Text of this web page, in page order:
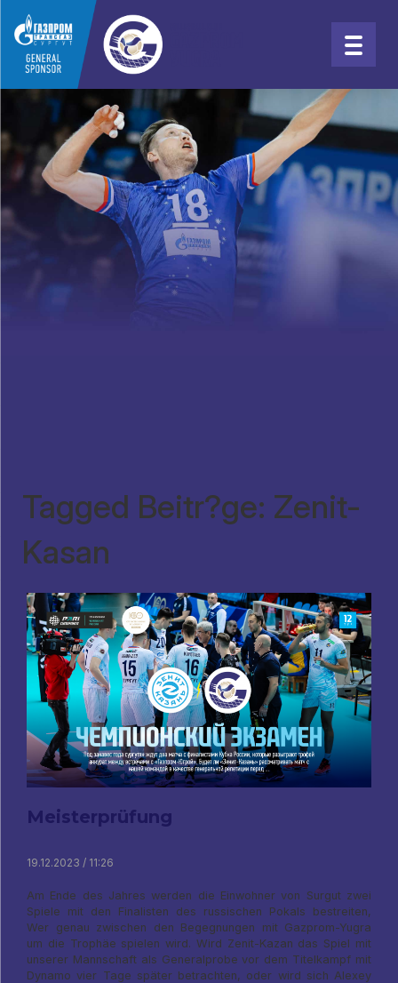
Tagged Beitr?ge: Zenit-
Kasan
Meisterprüfung
19.12.2023 / 11:26
Am Ende des Jahres werden die Einwohner von Surgut zwei
Spiele mit den Finalisten des russischen Pokals bestreiten,
Wer genau zwischen den Begegnungen mit Gazprom-Yugra
um die Trophäe spielen wird. Wird Zenit-Kazan das Spiel mit
unserer Mannschaft als Generalprobe vor dem Titelkampf mit
Dynamo vier Tage später betrachten, oder wird sich Alexey